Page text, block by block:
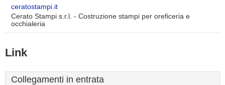
ceratostampi.it
Cerato Stampi s.r.l. - Costruzione stampi per oreficeria e
occhialeria
Link
Collegamenti in entrata